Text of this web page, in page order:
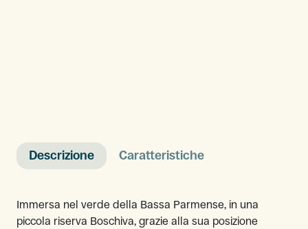
Descrizione Caratteristiche
Immersa nel verde della Bassa Parmense, in una
piccola riserva Boschiva, grazie alla sua posizione